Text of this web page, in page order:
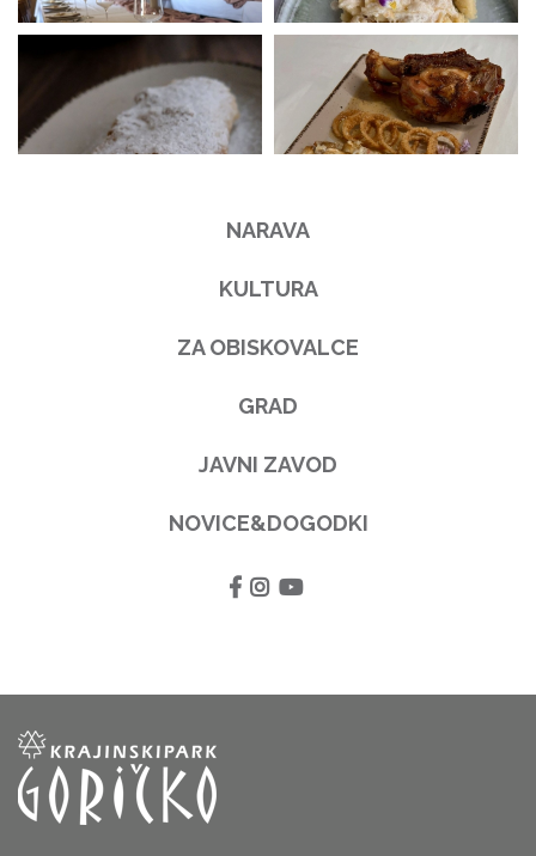
NARAVA
KULTURA
ZA OBISKOVALCE
GRAD
JAVNI ZAVOD
NOVICE&DOGODKI